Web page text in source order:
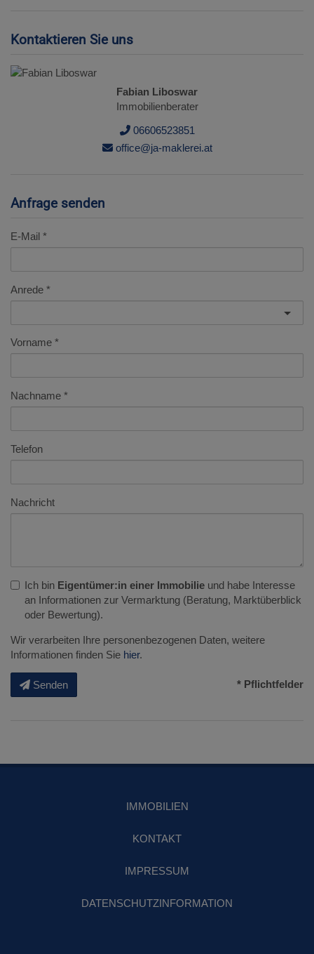
Kontaktieren Sie uns
Fabian Liboswar
Immobilienberater
06606523851
office@ja-maklerei.at
Anfrage senden
E-Mail
Anrede
Vorname
Nachname
Telefon
Nachricht
Ich bin Eigentümer:in einer Immobilie und habe Interesse
an Informationen zur Vermarktung (Beratung, Marktüberblick
oder Bewertung).
Wir verarbeiten Ihre personenbezogenen Daten, weitere
Informationen finden Sie hier.
Senden * Pflichtfelder
IMMOBILIEN
KONTAKT
IMPRESSUM
DATENSCHUTZINFORMATION